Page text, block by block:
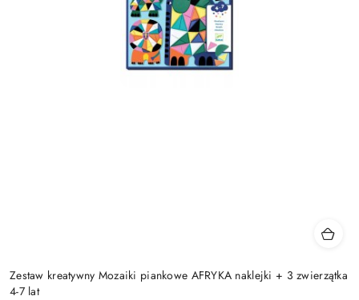
Zestaw kreatywny Mozaiki piankowe AFRYKA naklejki + 3 zwierzątka
4-7 lat